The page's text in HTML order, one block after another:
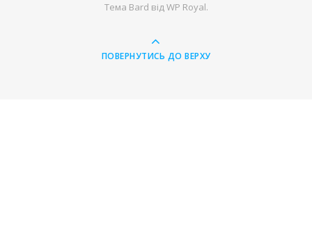
Тема Bard відWP Royal.
ПОВЕРНУТИСЬ ДО ВЕРХУ